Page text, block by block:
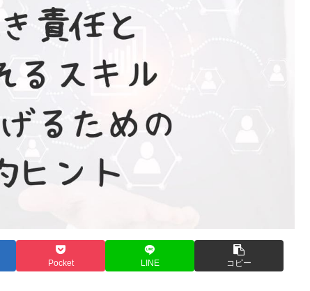
Pocket LINE コピー